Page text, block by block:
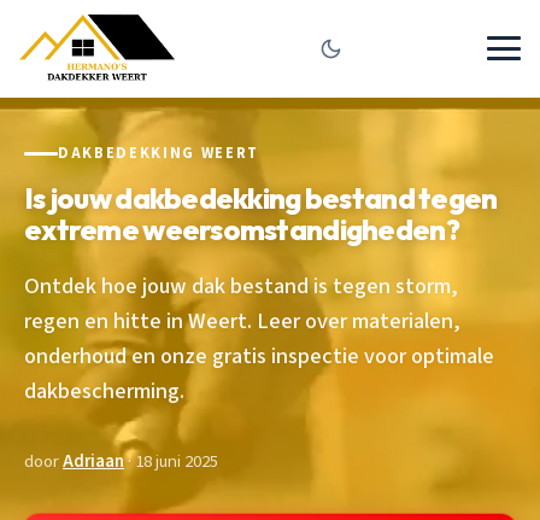
DAKBEDEKKING WEERT
Is jouw dakbedekking bestand tegen
extreme weersomstandigheden?
Ontdek hoe jouw dak bestand is tegen storm,
regen en hitte in Weert. Leer over materialen,
onderhoud en onze gratis inspectie voor optimale
dakbescherming.
doorAdriaan· 18 juni 2025